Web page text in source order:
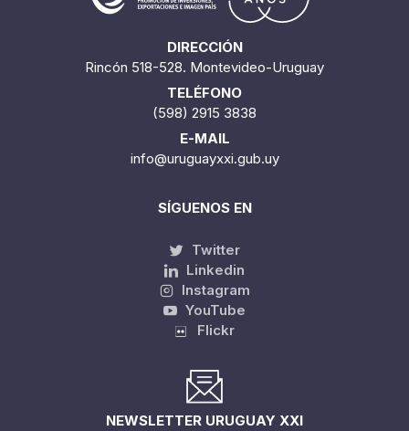
DIRECCIÓN
Rincón 518-528. Montevideo-Uruguay
TELÉFONO
(598) 2915 3838
E-MAIL
info@uruguayxxi.gub.uy
SÍGUENOS EN
Twitter
Linkedin
Instagram
YouTube
Flickr
NEWSLETTER URUGUAY XXI